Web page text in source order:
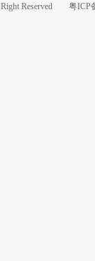
Reserved 粤ICP